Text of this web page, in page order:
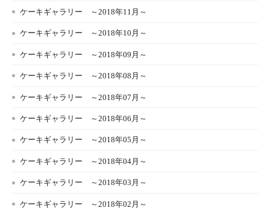
ケーキギャラリー ～2018年11月～
ケーキギャラリー ～2018年10月～
ケーキギャラリー ～2018年09月～
ケーキギャラリー ～2018年08月～
ケーキギャラリー ～2018年07月～
ケーキギャラリー ～2018年06月～
ケーキギャラリー ～2018年05月～
ケーキギャラリー ～2018年04月～
ケーキギャラリー ～2018年03月～
ケーキギャラリー ～2018年02月～